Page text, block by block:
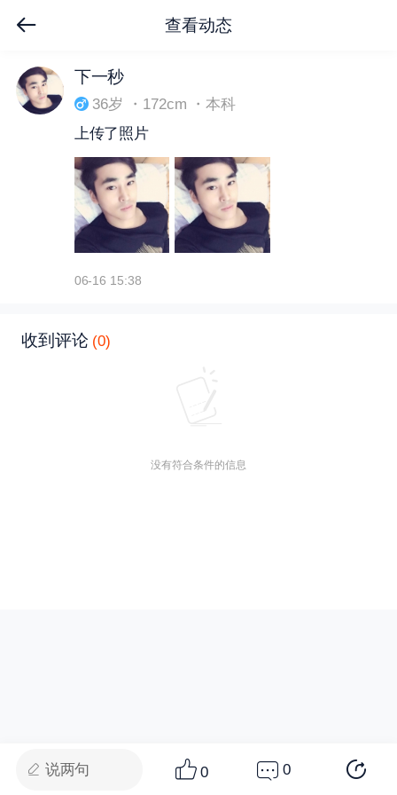
查看动态
下拉刷新
下一秒
36岁 ・172cm ・本科
上传了照片
06-16 15:38
收到评论 (0)
没有符合条件的信息
说两句 0 0